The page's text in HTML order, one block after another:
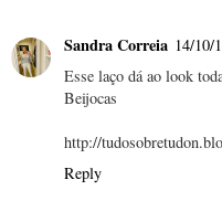
Sandra Correia 14/10/
Esse laço dá ao look
Beijocas
http://
Reply